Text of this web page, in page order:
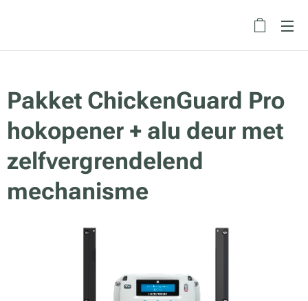
Pakket ChickenGuard Pro
hokopener + alu deur met
zelfvergrendelend
mechanisme